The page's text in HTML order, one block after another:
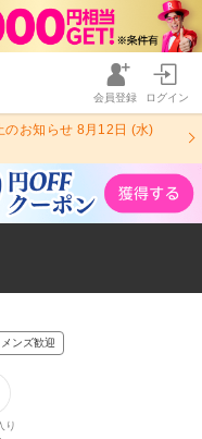
会員登録 ログイン
のお知らせ 8月12日 (水)
メンズ歓迎
り